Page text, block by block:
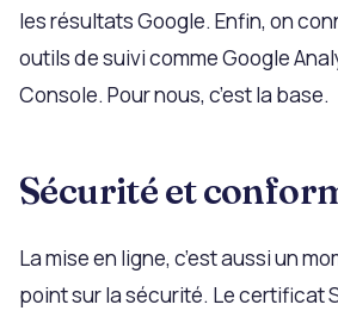
les résultats Google. Enfin, on
outils de suivi comme Google
Console. Pour nous, c’est la base.
Sécurité et
La mise en ligne, c’est aussi un
point sur la sécurité. Le certificat